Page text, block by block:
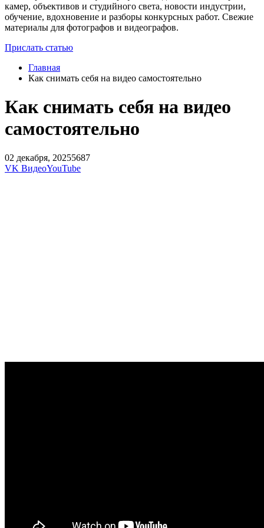
камер, объективов и студийного света, новости индустрии,
обучение, вдохновение и разборы конкурсных работ. Свежие
материалы для фотографов и видеографов.
Прислать статью
Главная
Как снимать себя на видео самостоятельно
Как снимать себя на видео
самостоятельно
02 декабря, 20255687
VK ВидеоYouTube